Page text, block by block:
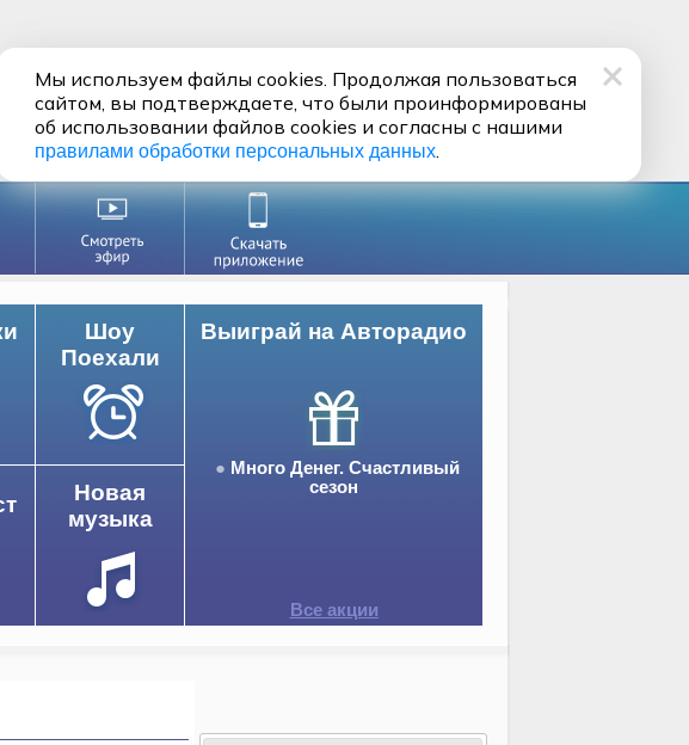
Выиграй на Авторадио
Много Денег. Счастливый
сезон
Все акции
Шоу
Поехали
Новая
музыка
Мы используем файлы cookies. Продолжая пользоваться
сайтом, вы подтверждаете, что были проинформированы
об использовании файлов cookies и согласны с нашими
правилами обработки персональных данных.